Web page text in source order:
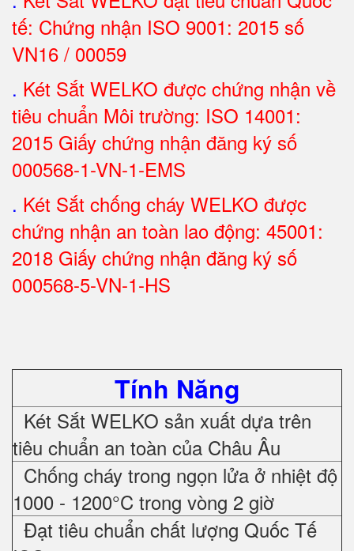
tế: Chứng nhận ISO 9001: 2015 số
VN16 / 00059
. Két Sắt WELKO được chứng nhận về
tiêu chuẩn Môi trường: ISO 14001:
2015 Giấy chứng nhận đăng ký số
000568-1-VN-1-EMS
. Két Sắt chống cháy WELKO được
chứng nhận an toàn lao động: 45001:
2018 Giấy chứng nhận đăng ký số
000568-5-VN-1-HS
Tính Năng
Két Sắt WELKO sản xuất dựa trên
tiêu chuẩn an toàn của Châu Âu
Chống cháy trong ngọn lửa ở nhiệt độ
1000 - 1200°C trong vòng 2 giờ
Đạt tiêu chuẩn chất lượng Quốc Tế